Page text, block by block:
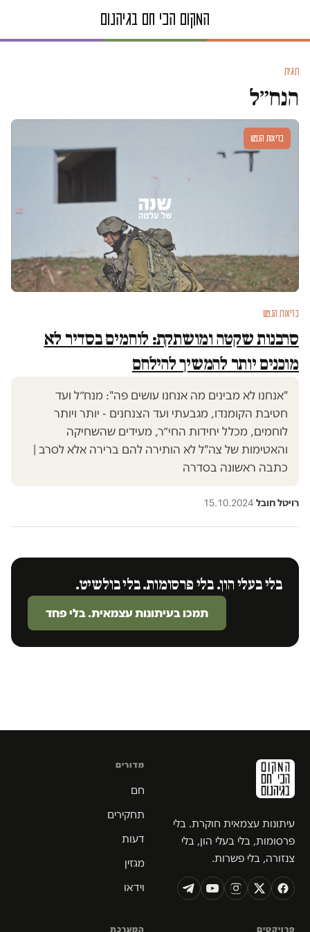
תגית
הנח״ל
בריאות הנפש
בריאות הנפש
סרבנות שקטה ומושתקת: לוחמים בסדיר לא
מוכנים יותר להמשיך להילחם
"אנחנו לא מבינים מה אנחנו עושים פה": מנח״ל ועד
חטיבת הקומנדו, מגבעתי ועד הצנחנים - יותר ויותר
לוחמים, מכלל יחידות החי״ר, מעידים שהשחיקה
והאטימות של צה"ל לא הותירה להם ברירה אלא לסרב |
כתבה ראשונה בסדרה
רויטל חובל·
15.10.2024
בלי בעלי הון. בלי פרסומות. בלי בולשיט.
תמכו בעיתונות עצמאית. בלי פחד
עיתונות עצמאית חוקרת. בלי
פרסומות, בלי בעלי הון, בלי
צנזורה, בלי פשרות.
מדורים
חם
תחקירים
דעות
מגזין
וידאו
פרויקטים המערכת